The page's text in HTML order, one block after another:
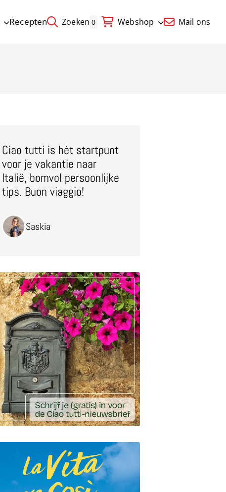
Recepten Zoeken 0 Webshop Mail ons
Ciao tutti is hét startpunt
voor je vakantie naar
Italië, bomvol persoonlijke
tips. Buon viaggio!
Saskia